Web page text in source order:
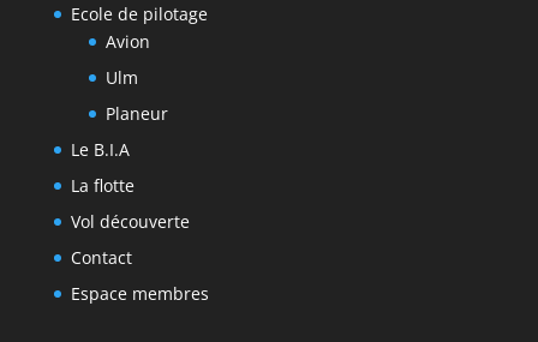
Ecole de pilotage
Avion
Ulm
Planeur
Le B.I.A
La flotte
Vol découverte
Contact
Espace membres